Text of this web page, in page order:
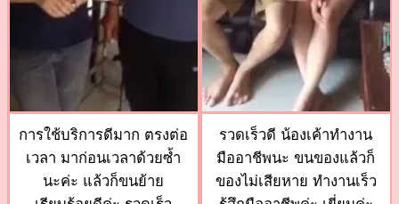
การใช้บริการดีมาก ตรงต่อ
เวลา มาก่อนเวลาด้วยซ้ำ
นะค่ะ แล้วก็ขนย้าย
รวดเร็วดี น้องเค้าทำงาน
มืออาชีพนะ ขนของแล้วก็
ของไม่เสียหาย ทำงานเร็ว